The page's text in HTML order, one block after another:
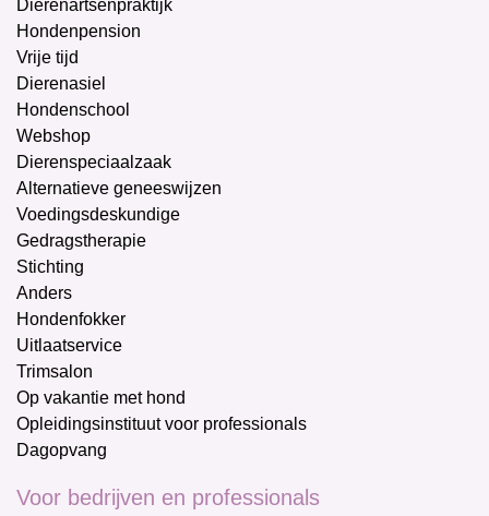
Dierenartsenpraktijk
Hondenpension
Vrije tijd
Dierenasiel
Hondenschool
Webshop
Dierenspeciaalzaak
Alternatieve geneeswijzen
Voedingsdeskundige
Gedragstherapie
Stichting
Anders
Hondenfokker
Uitlaatservice
Trimsalon
Op vakantie met hond
Opleidingsinstituut voor professionals
Dagopvang
Voor bedrijven en professionals